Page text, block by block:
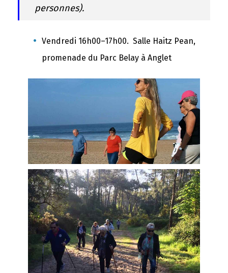
personnes).
Vendredi 16h00–17h00. Salle Haitz Pean,
promenade du Parc Belay à Anglet